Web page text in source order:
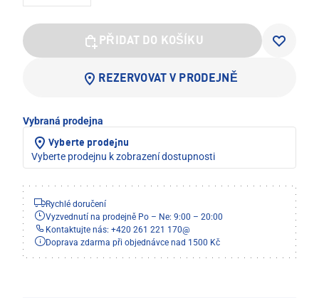
PŘIDAT DO KOŠÍKU
REZERVOVAT V PRODEJNĚ
Vybraná prodejna
Vyberte prodejnu
Vyberte prodejnu k zobrazení dostupnosti
Rychlé doručení
Vyzvednutí na prodejně Po – Ne: 9:00 – 20:00
Kontaktujte nás: +420 261 221 170@
Doprava zdarma při objednávce nad 1500 Kč